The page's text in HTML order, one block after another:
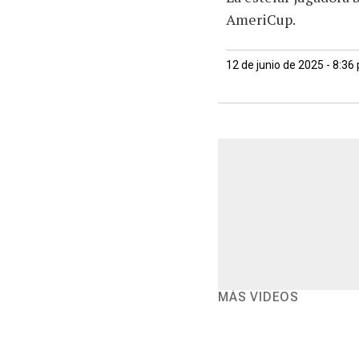
AmeriCup.
12 de junio de 2025 - 8:36
MÁS VIDEOS